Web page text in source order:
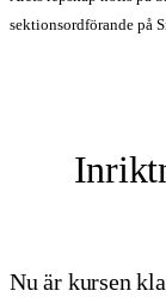
sektionsordförande på
Nu är kursen